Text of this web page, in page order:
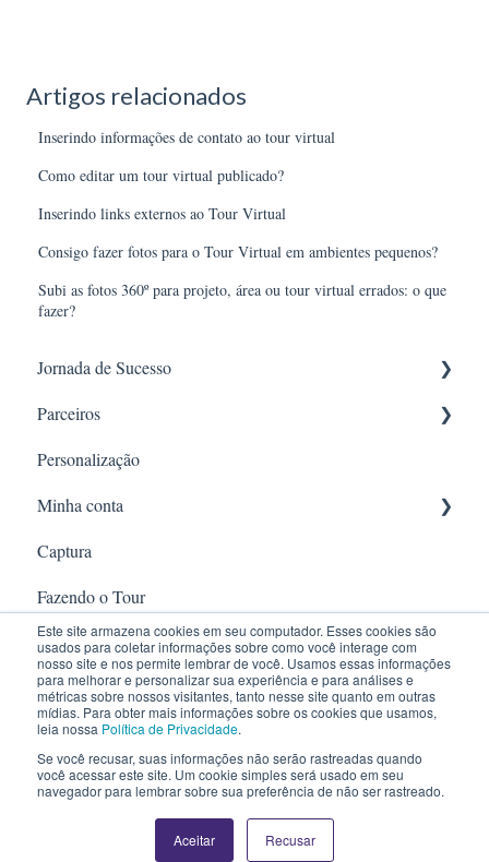
Este site armazena cookies em seu computador. Esses cookies são
usados para coletar informações sobre como você interage com
nosso site e nos permite lembrar de você. Usamos essas informações
para melhorar e personalizar sua experiência e para análises e
métricas sobre nossos visitantes, tanto nesse site quanto em outras
mídias. Para obter mais informações sobre os cookies que usamos,
leia nossa Política de Privacidade.
Se você recusar, suas informações não serão rastreadas quando
você acessar este site. Um cookie simples será usado em seu
navegador para lembrar sobre sua preferência de não ser rastreado.
Aceitar Recusar
Artigos relacionados
Inserindo informações de contato ao tour virtual
Como editar um tour virtual publicado?
Inserindo links externos ao Tour Virtual
Consigo fazer fotos para o Tour Virtual em ambientes pequenos?
Subi as fotos 360º para projeto, área ou tour virtual errados: o que
fazer?
Jornada de Sucesso
Introdução
Dicas de fotografia
Banib Tech
Etapas de edição do Tour
Avançado
Divulgação e performance
Câmera 360º
Função panorâmica
Parceiros
OLX
Personalização
Minha conta
Construction
Captura
Fazendo o Tour
Construction
Copyright © 2026, Edifício Núcleo Santa Cecília
Parque Tecnológico de Sorocaba